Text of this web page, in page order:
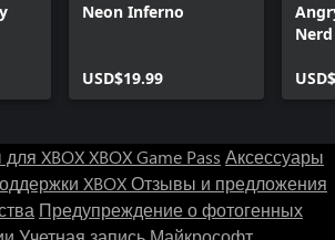
Neon Inferno
USD$19.99
XBOXXBOX Game Pass Аксессуары
XBOXОтзывы и предложения
Предупреждение о фотогенных